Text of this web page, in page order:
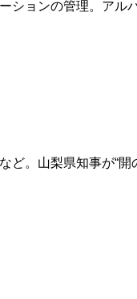
ションの管理。アル
ど。山梨県知事が“